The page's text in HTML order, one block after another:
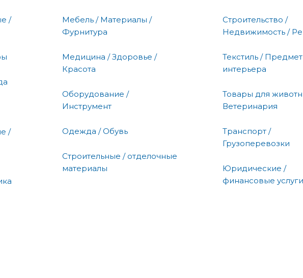
/
/
Мебель / Материалы /
Фурнитура
Медицина / Здоровье /
Красота
Оборудование /
Инструмент
Одежда / Обувь
Строительные / отделочные
материалы
Строительство /
Недвижимость /
Текстиль /
интерьера
Товары для
Ветеринария
Транспорт /
Грузоперевозки
Юридические /
финансовые услуги